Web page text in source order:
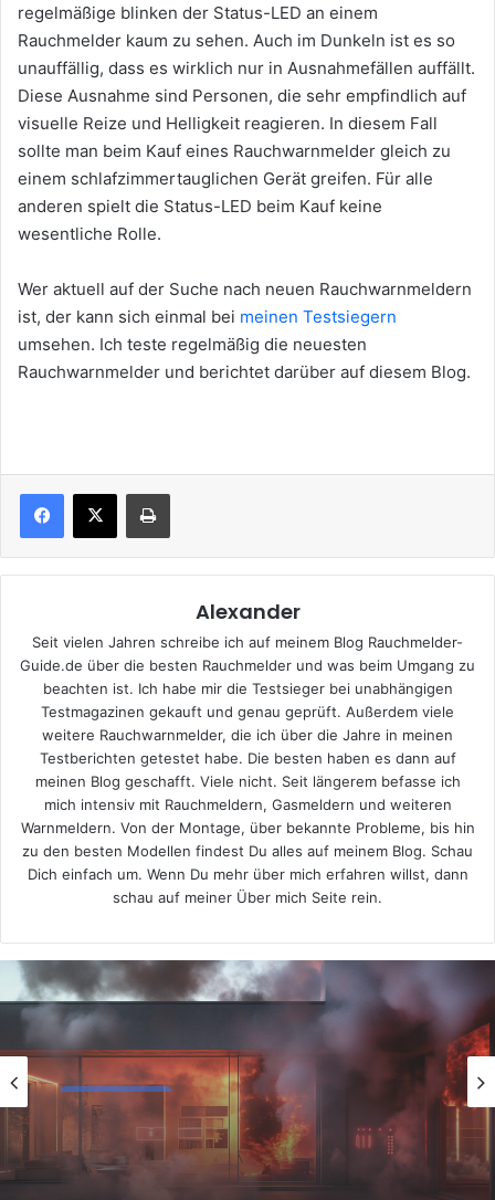
regelmäßige blinken der Status-LED an einem
Rauchmelder kaum zu sehen. Auch im Dunkeln ist es so
unauffällig, dass es wirklich nur in Ausnahmefällen auffällt.
Diese Ausnahme sind Personen, die sehr empfindlich auf
visuelle Reize und Helligkeit reagieren. In diesem Fall
sollte man beim Kauf eines Rauchwarnmelder gleich zu
einem schlafzimmertauglichen Gerät greifen. Für alle
anderen spielt die Status-LED beim Kauf keine
wesentliche Rolle.
Wer aktuell auf der Suche nach neuen Rauchwarnmeldern
ist, der kann sich einmal bei meinen Testsiegern
umsehen. Ich teste regelmäßig die neuesten
Rauchwarnmelder und berichtet darüber auf diesem Blog.
Drucken
Alexander
Seit vielen Jahren schreibe ich auf meinem Blog Rauchmelder-
Guide.de über die besten Rauchmelder und was beim Umgang zu
beachten ist. Ich habe mir die Testsieger bei unabhängigen
Testmagazinen gekauft und genau geprüft. Außerdem viele
weitere Rauchwarnmelder, die ich über die Jahre in meinen
Testberichten getestet habe. Die besten haben es dann auf
meinen Blog geschafft. Viele nicht. Seit längerem befasse ich
mich intensiv mit Rauchmeldern, Gasmeldern und weiteren
Warnmeldern. Von der Montage, über bekannte Probleme, bis hin
zu den besten Modellen findest Du alles auf meinem Blog. Schau
Dich einfach um. Wenn Du mehr über mich erfahren willst, dann
schau auf meiner Über mich Seite rein.
Brandschutz
Die häufigsten Brandursachen im
Haushalt – und wie du sie vermeidest